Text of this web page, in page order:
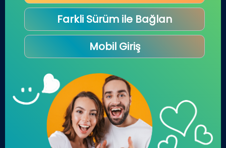
Farkli Sürüm ile Bağlan
Mobil Giriş